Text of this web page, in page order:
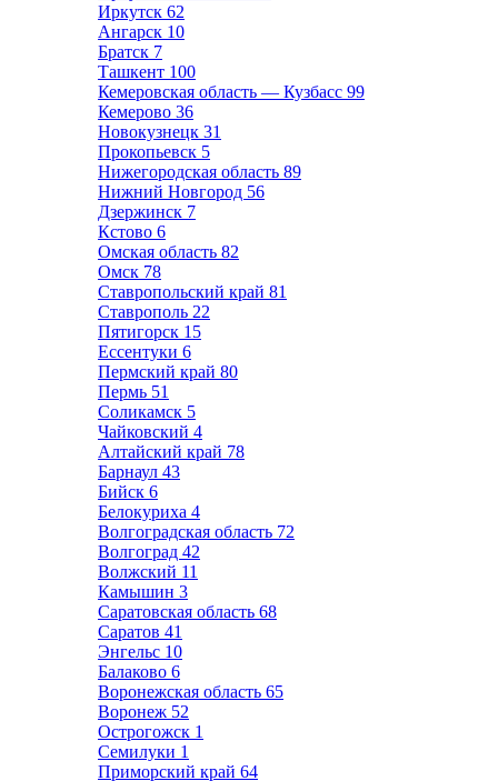
Иркутск 62
Ангарск 10
Братск 7
Ташкент 100
Кемеровская область — Кузбасс 99
Кемерово 36
Новокузнецк 31
Прокопьевск 5
Нижегородская область 89
Нижний Новгород 56
Дзержинск 7
Кстово 6
Омская область 82
Омск 78
Ставропольский край 81
Ставрополь 22
Пятигорск 15
Ессентуки 6
Пермский край 80
Пермь 51
Соликамск 5
Чайковский 4
Алтайский край 78
Барнаул 43
Бийск 6
Белокуриха 4
Волгоградская область 72
Волгоград 42
Волжский 11
Камышин 3
Саратовская область 68
Саратов 41
Энгельс 10
Балаково 6
Воронежская область 65
Воронеж 52
Острогожск 1
Семилуки 1
Приморский край 64